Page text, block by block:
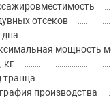
отсеков
дна
мощность
кг
транца
производства